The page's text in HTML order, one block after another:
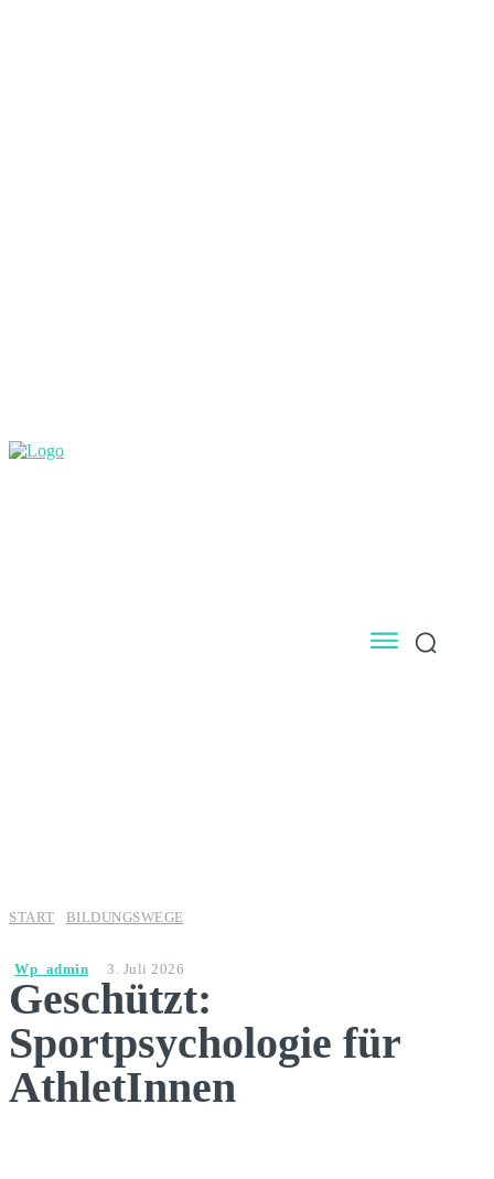
START BILDUNGSWEGE
Wp_admin 3. Juli 2026
Geschützt:
Sportpsychologie für
AthletInnen